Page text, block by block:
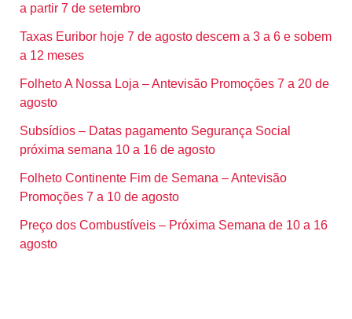
a partir 7 de setembro
Taxas Euribor hoje 7 de agosto descem a 3 a 6 e sobem
a 12 meses
Folheto A Nossa Loja – Antevisão Promoções 7 a 20 de
agosto
Subsídios – Datas pagamento Segurança Social
próxima semana 10 a 16 de agosto
Folheto Continente Fim de Semana – Antevisão
Promoções 7 a 10 de agosto
Preço dos Combustíveis – Próxima Semana de 10 a 16
agosto